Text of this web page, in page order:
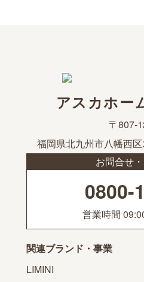
アスカホー
〒807-
福岡県北九州市八幡西
お問合せ
0800-
営業時間
関連ブランド・事業
LIMINI